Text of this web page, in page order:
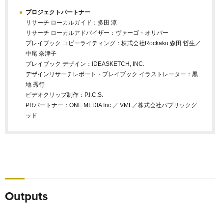
プロジェクトパートナー
リサーチ ローカルガイド：多田 涼
リサーチ ローカルアドバイザー：ヴァーゴ・オリバー
プレイブック コピーライティング：株式会社Rockaku 森田 哲生／
中尾 奈津子
プレイブック デザイン：IDEASKETCH, INC.
デザインリサーチレポート・プレイブック イラストレーター：黒
地 秀行
ビデオクリップ制作：P.I.C.S.
PRパートナー：ONE MEDIA Inc.／ VML／株式会社パブリックグ
ッド
Outputs